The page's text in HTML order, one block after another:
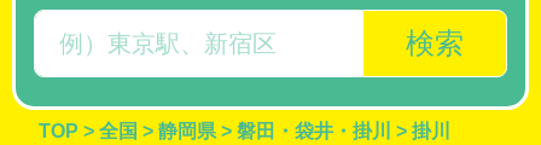
検索
TOP > 全国 > 静岡県 > 磐田・袋井・掛川 > 掛川